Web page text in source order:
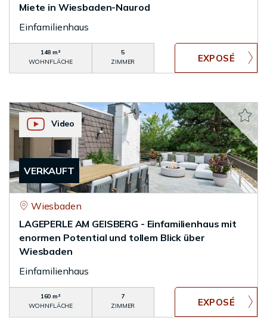
Miete in Wiesbaden-Naurod
Einfamilienhaus
148 m²
WOHNFLÄCHE
5
ZIMMER
VERKAUFT
Video
Wiesbaden
LAGEPERLE AM GEISBERG - Einfamilienhaus mit
enormen Potential und tollem Blick über
Wiesbaden
Einfamilienhaus
160 m²
WOHNFLÄCHE
7
ZIMMER